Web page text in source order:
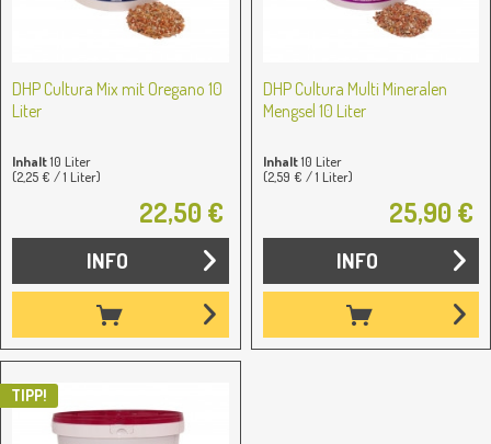
DHP Cultura Mix mit Oregano 10
Liter
Inhalt10 Liter
(2,25 € / 1 Liter)
22,50 €
INFO
DHP Cultura Multi Mineralen
Mengsel 10 Liter
Inhalt10 Liter
(2,59 € / 1 Liter)
25,90 €
INFO
TIPP!